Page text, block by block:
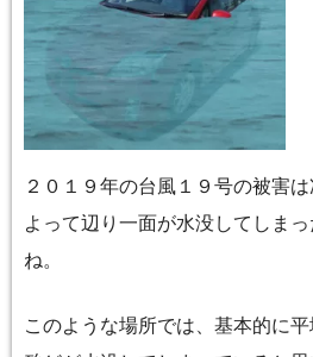
２０１９年の台風１９号の被害
よって辺り一面が水没してしま
ね。
このような場所では、基本的に